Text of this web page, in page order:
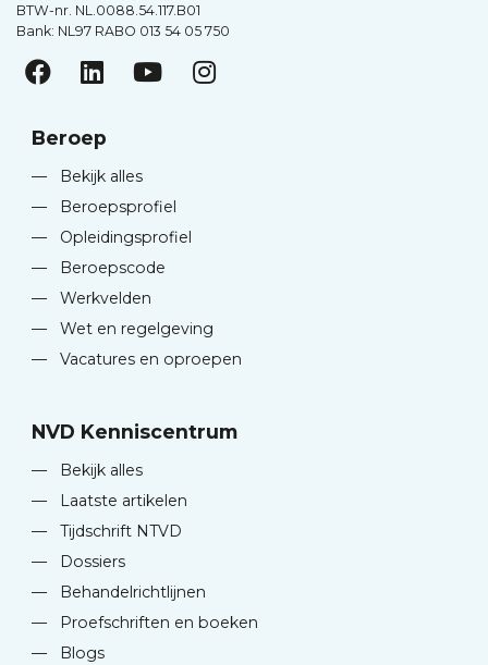
BTW-nr. NL.0088.54.117.B01
Bank: NL97 RABO 013 54 05 750
Beroep
—
Bekijk alles
—
Beroepsprofiel
—
Opleidingsprofiel
—
Beroepscode
—
Werkvelden
—
Wet en regelgeving
—
Vacatures en oproepen
NVD Kenniscentrum
—
Bekijk alles
—
Laatste artikelen
—
Tijdschrift NTVD
—
Dossiers
—
Behandelrichtlijnen
—
Proefschriften en boeken
—
Blogs